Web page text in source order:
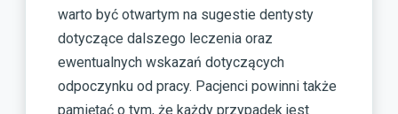
warto być otwartym na sugestie dentysty
dotyczące dalszego leczenia oraz
ewentualnych wskazań dotyczących
odpoczynku od pracy. Pacjenci powinni także
pamiętać o tym, że każdy przypadek jest